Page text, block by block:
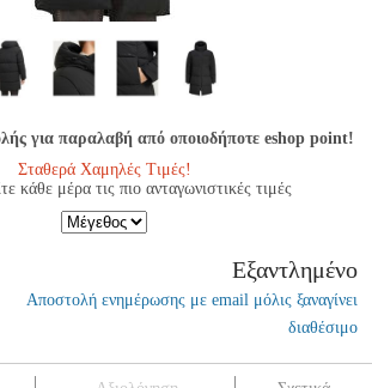
για παραλαβή από οποιοδήποτε eshop point!
Σταθερά Χαμηλές Τιμές!
κάθε μέρα τις πιο ανταγωνιστικές τιμές
Εξαντλημένο
Αποστολή ενημέρωσης με email μόλις ξαναγίνει
διαθέσιμο